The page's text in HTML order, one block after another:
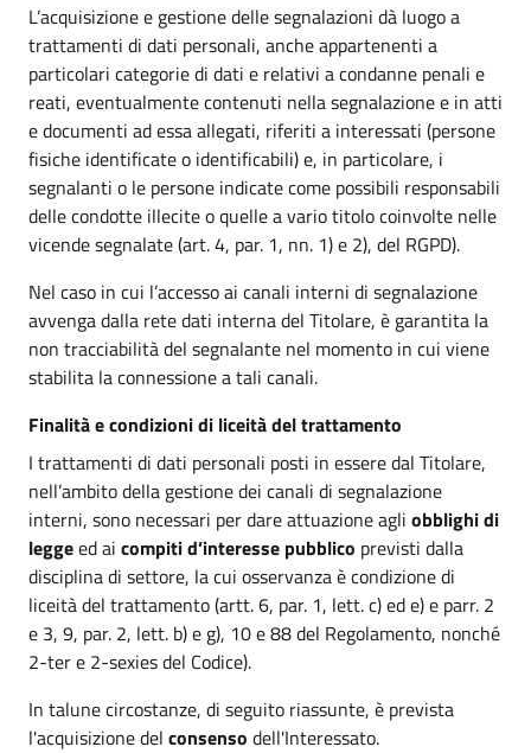
L’acquisizione e gestione delle segnalazioni dà luogo a
trattamenti di dati personali, anche appartenenti a
particolari categorie di dati e relativi a condanne penali e
reati, eventualmente contenuti nella segnalazione e in atti
e documenti ad essa allegati, riferiti a interessati (persone
fisiche identificate o identificabili) e, in particolare, i
segnalanti o le persone indicate come possibili responsabili
delle condotte illecite o quelle a vario titolo coinvolte nelle
vicende segnalate (art. 4, par. 1, nn. 1) e 2), del RGPD).
Nel caso in cui l’accesso ai canali interni di segnalazione
avvenga dalla rete dati interna del Titolare, è garantita la
non tracciabilità del segnalante nel momento in cui viene
stabilita la connessione a tali canali.
Finalità e condizioni di liceità del trattamento
I trattamenti di dati personali posti in essere dal Titolare,
nell’ambito della gestione dei canali di segnalazione
interni, sono necessari per dare attuazione agli obblighi di
leggeed ai compiti d’interesse pubblico previsti dalla
disciplina di settore, la cui osservanza è condizione di
liceità del trattamento (artt. 6, par. 1, lett. c) ed e) e parr. 2
e 3, 9, par. 2, lett. b) e g), 10 e 88 del Regolamento, nonché
2-ter e 2-sexies del Codice).
In talune circostanze, di seguito riassunte, è prevista
l'acquisizione del consenso dell'Interessato.